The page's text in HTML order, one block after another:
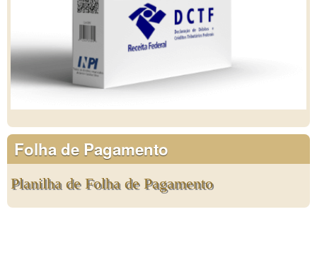
Folha de Pagamento
Planilha de Folha de Pagamento